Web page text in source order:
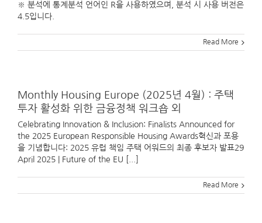
※ 분석에 통계분석 언어인 R을 사용하였으며, 분석 시 사용 버전은
4.5입니다.
Read More
Monthly Housing Europe (2025년 4월) : 주택
투자 활성화 위한 금융정책 워크숍 외
Celebrating Innovation & Inclusion: Finalists Announced for
the 2025 European Responsible Housing Awards혁신과 포용
을 기념합니다: 2025 유럽 책임 주택 어워드의 최종 후보자 발표29
April 2025 | Future of the EU [...]
Read More